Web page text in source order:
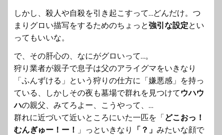
しかし、殺人や自殺を引き起こすって…どんだけ。つ
まりグロい描写をするためのちょっと強引な設定とい
ってもいいな。
で、その肝心の、なにがグロいって…。
狩り業者が親子で息子は父のアライグマをいきなり
「ふんずける」 という狩りの仕方に「嫌悪感」を持っ
ている、
しかしその夜も墓場で群れを見つけて ウハウ
ハの親父、みてろよー、こうやって、…
群れに近づいて近いところにいた一匹を「どこおっ！
むんぎゅー！ ー！ 」っといきなり 「？」 みたいな顔で